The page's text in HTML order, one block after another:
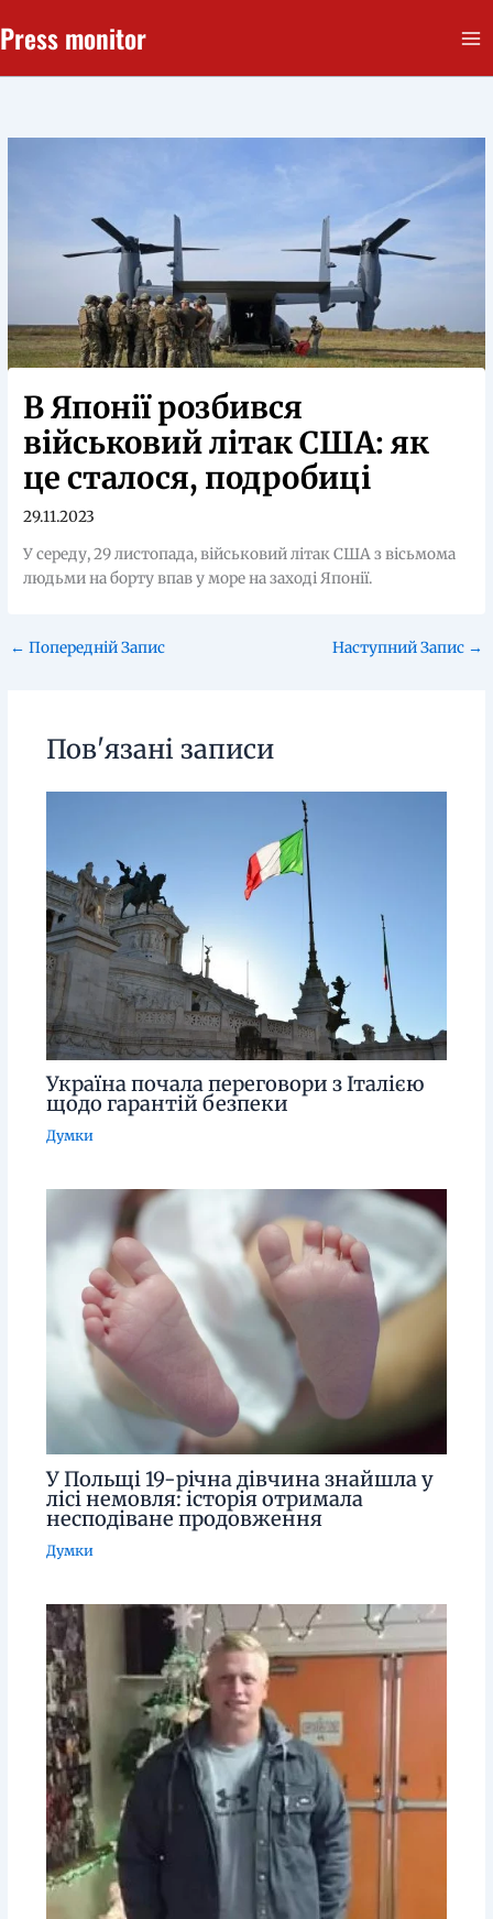
до
Press monitor
В Японії розбився
військовий літак США: як
це сталося, подробиці
29.11.2023
У середу, 29 листопада, військовий літак США з вісьмома
людьми на борту впав у море на заході Японії.
← Попередній Запис Наступний Запис →
Пов'язані записи
Україна почала переговори з Італією
щодо гарантій безпеки
Думки
У Польщі 19-річна дівчина знайшла у
лісі немовля: історія отримала
несподіване продовження
Думки